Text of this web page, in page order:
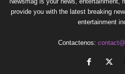
provide you with the latest breaking
entertainment
Contactenos: